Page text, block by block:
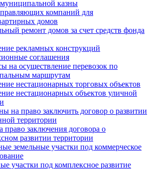
казны
компаний для
домов
ремонт домов за счет средств фонда
рекламных конструкций
соглашения
на осуществление перевозок по
маршрутам
нестационарных торговых объектов
нестационарных объектов уличной
на право заключить договор о развитии
территории
право заключения договора о
развитии территории
земельные участки под коммерческое
участки под комплексное развитие